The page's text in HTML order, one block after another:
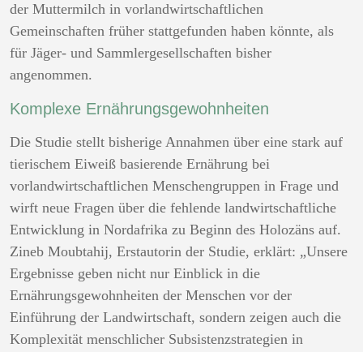
der Muttermilch in vorlandwirtschaftlichen
Gemeinschaften früher stattgefunden haben könnte, als
für Jäger- und Sammlergesellschaften bisher
angenommen.
Komplexe Ernährungsgewohnheiten
Die Studie stellt bisherige Annahmen über eine stark auf
tierischem Eiweiß basierende Ernährung bei
vorlandwirtschaftlichen Menschengruppen in Frage und
wirft neue Fragen über die fehlende landwirtschaftliche
Entwicklung in Nordafrika zu Beginn des Holozäns auf.
Zineb Moubtahij, Erstautorin der Studie, erklärt: „Unsere
Ergebnisse geben nicht nur Einblick in die
Ernährungsgewohnheiten der Menschen vor der
Einführung der Landwirtschaft, sondern zeigen auch die
Komplexität menschlicher Subsistenzstrategien in